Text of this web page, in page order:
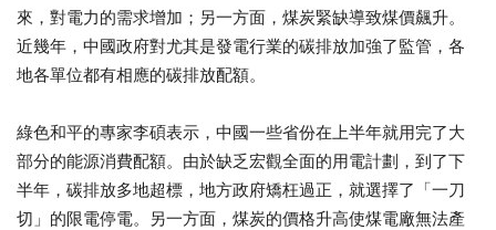
來，對電力的需求增加；另一方面，煤炭緊缺導致煤價飆升。
近幾年，中國政府對尤其是發電行業的碳排放加強了監管，各
地各單位都有相應的碳排放配額。
綠色和平的專家李碩表示，中國一些省份在上半年就用完了大
部分的能源消費配額。由於缺乏宏觀全面的用電計劃，到了下
半年，碳排放多地超標，地方政府矯枉過正，就選擇了「一刀
切」的限電停電。另一方面，煤炭的價格升高使煤電廠無法產